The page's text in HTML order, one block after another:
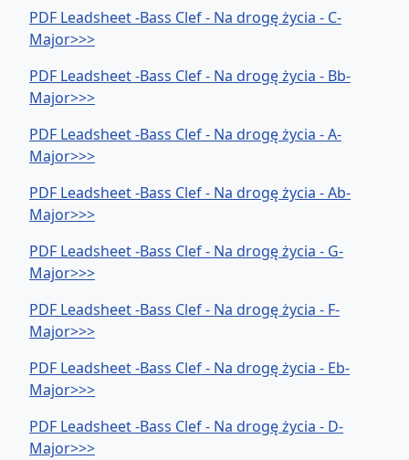
PDF Leadsheet -Bass Clef - Na drogę życia - C-
Major>>>
PDF Leadsheet -Bass Clef - Na drogę życia - Bb-
Major>>>
PDF Leadsheet -Bass Clef - Na drogę życia - A-
Major>>>
PDF Leadsheet -Bass Clef - Na drogę życia - Ab-
Major>>>
PDF Leadsheet -Bass Clef - Na drogę życia - G-
Major>>>
PDF Leadsheet -Bass Clef - Na drogę życia - F-
Major>>>
PDF Leadsheet -Bass Clef - Na drogę życia - Eb-
Major>>>
PDF Leadsheet -Bass Clef - Na drogę życia - D-
Major>>>